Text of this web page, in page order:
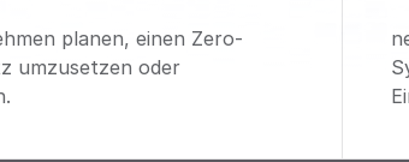
planen, einen Zero-
umzusetzen oder